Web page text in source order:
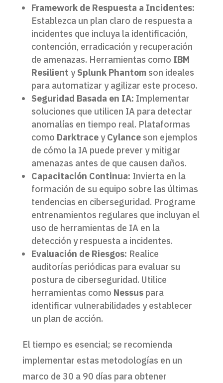
Framework de Respuesta a Incidentes:
Establezca un plan claro de respuesta a
incidentes que incluya la identificación,
contención, erradicación y recuperación
de amenazas. Herramientas como IBM
Resilient ySplunk Phantomson ideales
para automatizar y agilizar este proceso.
Seguridad Basada en IA: Implementar
soluciones que utilicen IA para detectar
anomalías en tiempo real. Plataformas
como DarktraceyCylanceson ejemplos
de cómo la IA puede prever y mitigar
amenazas antes de que causen daños.
Capacitación Continua: Invierta en la
formación de su equipo sobre las últimas
tendencias en ciberseguridad. Programe
entrenamientos regulares que incluyan el
uso de herramientas de IA en la
detección y respuesta a incidentes.
Evaluación de Riesgos: Realice
auditorías periódicas para evaluar su
postura de ciberseguridad. Utilice
herramientas como Nessuspara
identificar vulnerabilidades y establecer
un plan de acción.
El tiempo es esencial; se recomienda
implementar estas metodologías en un
marco de 30 a 90 días para obtener